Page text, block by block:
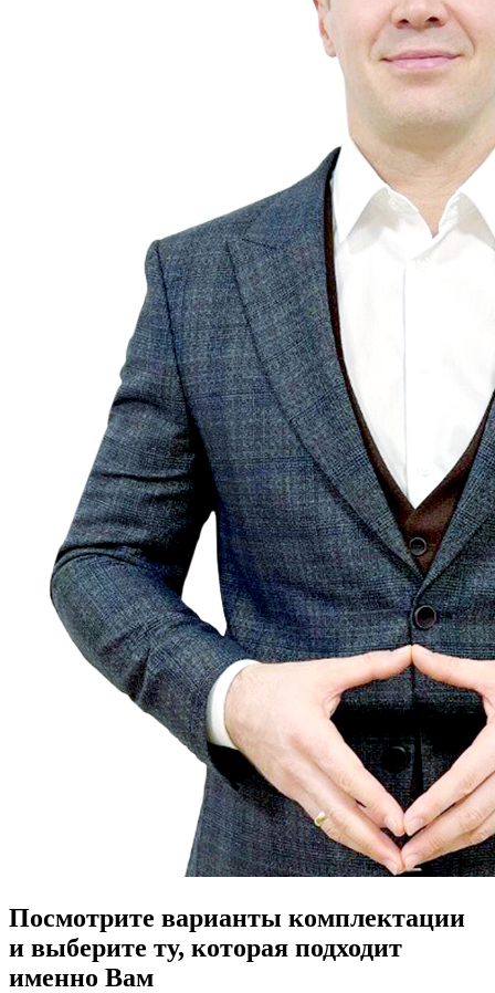
Посмотрите варианты комплектации
и выберите ту, которая подходит
именно Вам